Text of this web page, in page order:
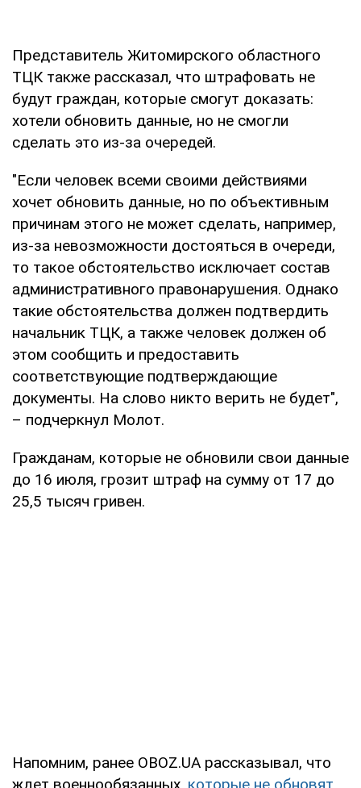
Представитель Житомирского областного
ТЦК также рассказал, что штрафовать не
будут граждан, которые смогут доказать:
хотели обновить данные, но не смогли
сделать это из-за очередей.
"Если человек всеми своими действиями
хочет обновить данные, но по объективным
причинам этого не может сделать, например,
из-за невозможности достояться в очереди,
то такое обстоятельство исключает состав
административного правонарушения. Однако
такие обстоятельства должен подтвердить
начальник ТЦК, а также человек должен об
этом сообщить и предоставить
соответствующие подтверждающие
документы. На слово никто верить не будет",
– подчеркнул Молот.
Гражданам, которые не обновили свои данные
до 16 июля, грозит штраф на сумму от 17 до
25,5 тысяч гривен.
Напомним, ранее OBOZ.UA рассказывал, что
ждет военнообязанных , которые не обновят